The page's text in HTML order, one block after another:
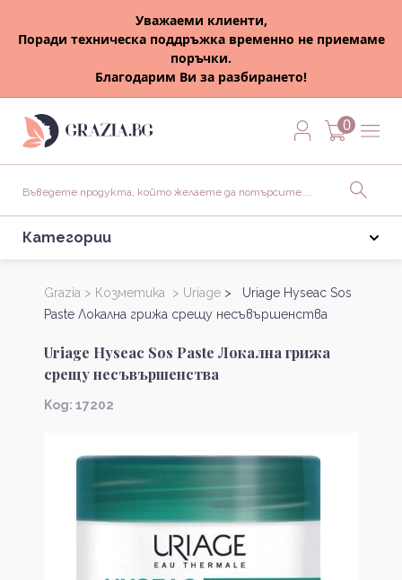
Уважаеми клиенти,
Поради техническа поддръжка временно не приемаме
поръчки.
Благодарим Ви за разбирането!
0
Категории
Grazia > Козметика > Uriage > Uriage Hyseac Sos
Paste Локална грижа срещу несъвършенства
Uriage Hyseac Sos Paste Локална грижа
срещу несъвършенства
Kод: 17202